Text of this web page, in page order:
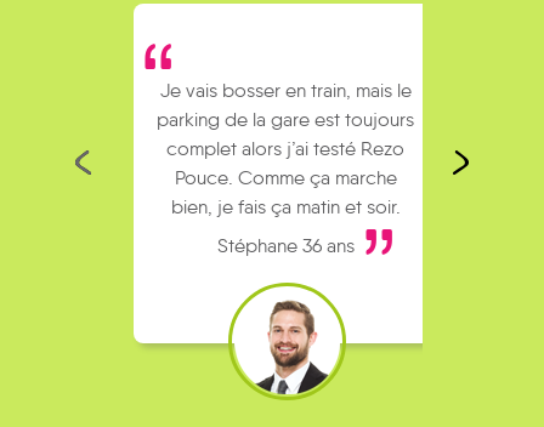
Je vais bosser en train, mais le
parking de la gare est toujours
complet alors j’ai testé Rezo
Pouce. Comme ça marche
bien, je fais ça matin et soir.
Stéphane 36 ans